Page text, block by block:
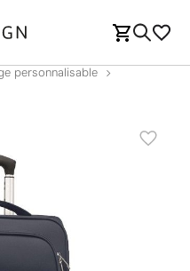
personnalisable